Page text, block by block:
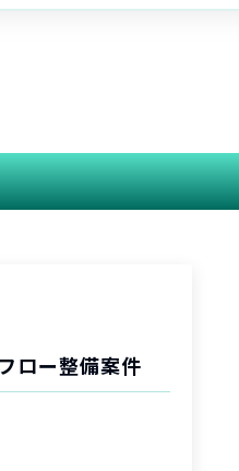
関連
ロー整備案件